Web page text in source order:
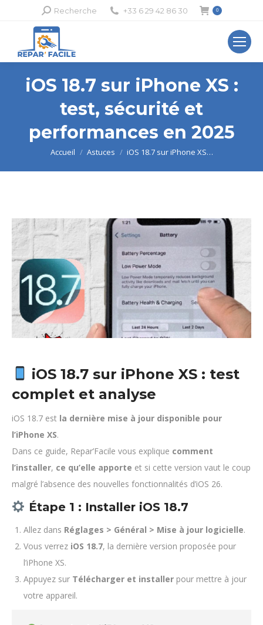
Recherche
Recherche +33 6 29 42 86 30 0
iOS 18.7 sur iPhone XS :
test, sécurité et
performances en 2025
Vous êtes ici :
Accueil Astuces iOS 18.7 sur iPhone XS…
iOS 18.7 sur iPhone XS : test
complet et analyse
iOS 18.7 est la dernière mise à jour disponible pour
l’iPhone XS.
Dans ce guide, Repar’Facile vous explique comment
l’installer, ce qu’elle apporte et si cette version vaut le coup
malgré l’absence des nouvelles fonctionnalités d’iOS 26.
Étape 1 : Installer iOS 18.7
Allez dans Réglages > Général > Mise à jour logicielle.
Vous verrez iOS 18.7, la dernière version proposée pour
l’iPhone XS.
Appuyez sur Télécharger et installer pour mettre à jour
votre appareil.